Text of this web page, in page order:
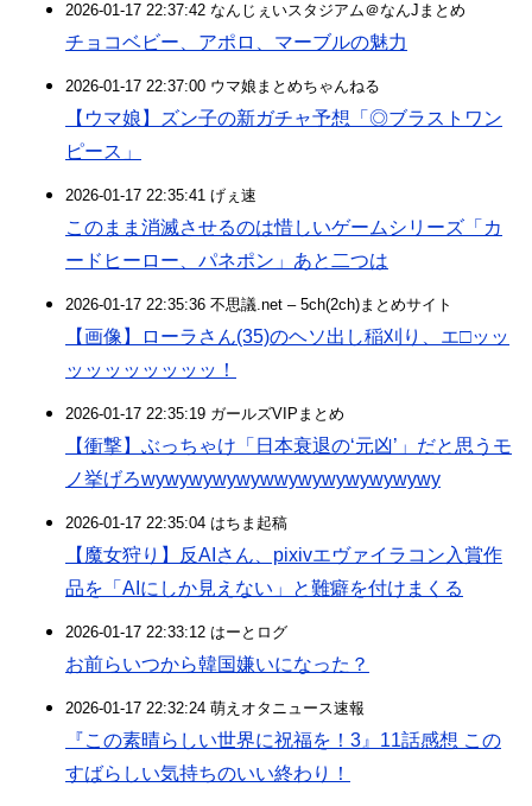
2026-01-17 22:37:42 なんじぇいスタジアム＠なんJまとめ
チョコベビー、アポロ、マーブルの魅力
2026-01-17 22:37:00 ウマ娘まとめちゃんねる
【ウマ娘】ズン子の新ガチャ予想「◎ブラストワン
ピース」
2026-01-17 22:35:41 げぇ速
このまま消滅させるのは惜しいゲームシリーズ「カ
ードヒーロー、パネポン」あと二つは
2026-01-17 22:35:36 不思議.net – 5ch(2ch)まとめサイト
【画像】ローラさん(35)のヘソ出し稲刈り、エ□ッッ
ッッッッッッッッ！
2026-01-17 22:35:19 ガールズVIPまとめ
【衝撃】ぶっちゃけ「日本衰退の‘元凶’」だと思うモ
ノ挙げろwywywywywywwywywywywywywy
2026-01-17 22:35:04 はちま起稿
【魔女狩り】反AIさん、pixivエヴァイラコン入賞作
品を「AIにしか見えない」と難癖を付けまくる
2026-01-17 22:33:12 はーとログ
お前らいつから韓国嫌いになった？
2026-01-17 22:32:24 萌えオタニュース速報
『この素晴らしい世界に祝福を！3』11話感想 この
すばらしい気持ちのいい終わり！